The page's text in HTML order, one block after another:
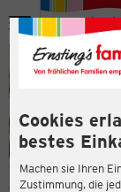
Cookies
bestes
Machen sie Ihren
Zustimmung, die
Menü